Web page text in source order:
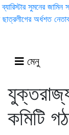
সুমনের জামিন
ছাত্রলীগের অর্ধশত
মেনু
কমিটি